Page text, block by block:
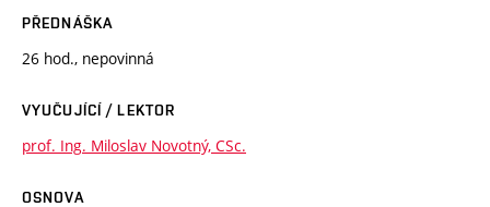
PŘEDNÁŠKA
26 hod., nepovinná
VYUČUJÍCÍ / LEKTOR
prof. Ing. Miloslav Novotný, CSc.
OSNOVA